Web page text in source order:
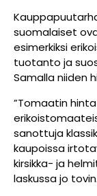
suomalaiset
esimerkiksi
tuotanto ja
Samalla niiden
”Tomaatin
sanottuja
kaupoissa
kirsikka- ja
laskussa jo